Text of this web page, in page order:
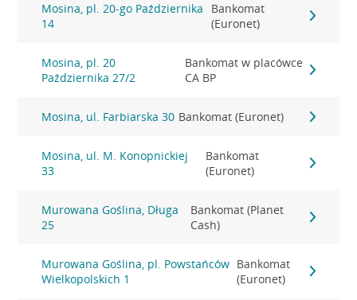
Mosina, pl. 20-go Października
14
Bankomat
(Euronet)
Mosina, pl. 20
Października 27/2
Bankomat w placówce
CA BP
Mosina, ul. Farbiarska 30 Bankomat (Euronet)
Mosina, ul. M. Konopnickiej
33
Bankomat
(Euronet)
Murowana Goślina, Długa
25
Bankomat (Planet
Cash)
Murowana Goślina, pl. Powstańców
Wielkopolskich 1
Bankomat
(Euronet)